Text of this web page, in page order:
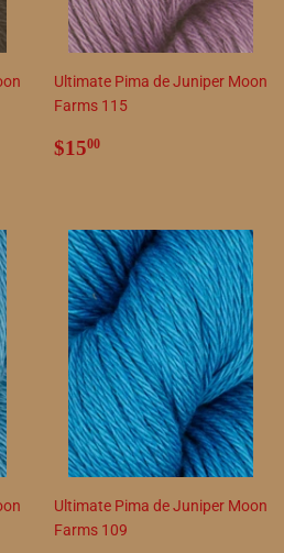
Ultimate Pima de Juniper Moon
Farms 115
Precio
$1500
Ultimate Pima de Juniper Moon
Farms 109